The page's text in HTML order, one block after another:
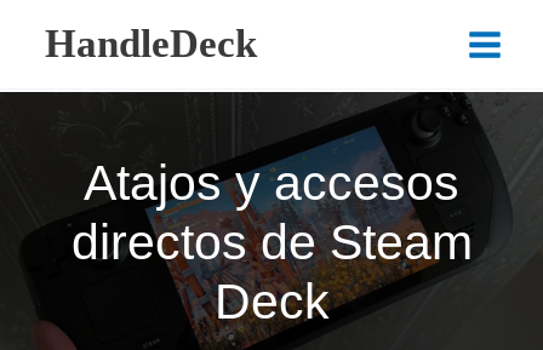
contenido
HandleDeck
Main
Menu
Atajos y accesos
directos de Steam
Deck